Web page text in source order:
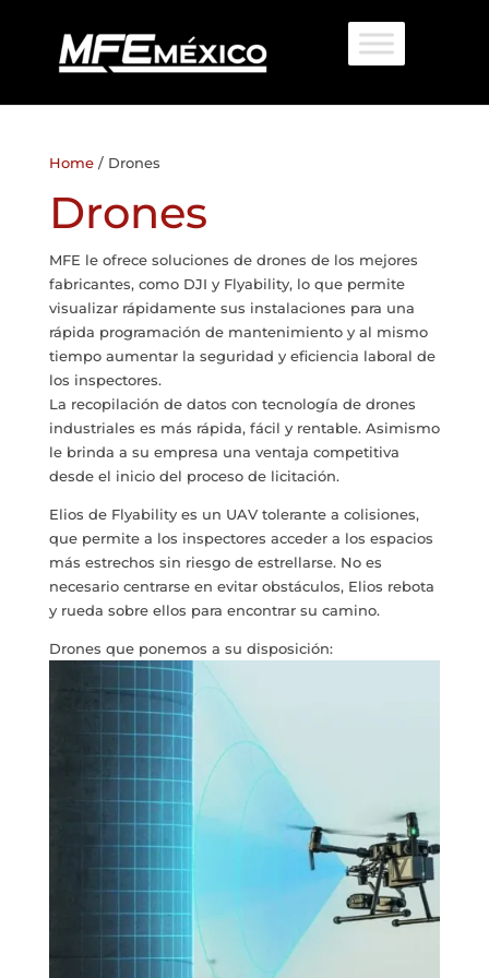
Home/ Drones
Drones
MFE le ofrece soluciones de drones de los mejores
fabricantes, como DJI y Flyability, lo que permite
visualizar rápidamente sus instalaciones para una
rápida programación de mantenimiento y al mismo
tiempo aumentar la seguridad y eficiencia laboral de
los inspectores.
La recopilación de datos con tecnología de drones
industriales es más rápida, fácil y rentable. Asimismo
le brinda a su empresa una ventaja competitiva
desde el inicio del proceso de licitación.
Elios de Flyability es un UAV tolerante a colisiones,
que permite a los inspectores acceder a los espacios
más estrechos sin riesgo de estrellarse. No es
necesario centrarse en evitar obstáculos, Elios rebota
y rueda sobre ellos para encontrar su camino.
Drones que ponemos a su disposición: